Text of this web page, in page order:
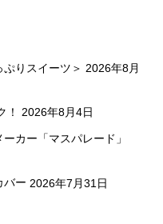
りスイーツ＞ 2026年8月
！
2026年8月4日
カー「マスパレード」
バー 2026年7月31日